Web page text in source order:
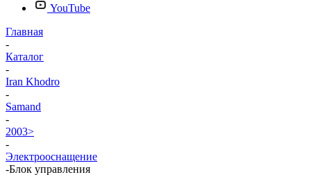
YouTube
Главная
-
Каталог
-
Iran Khodro
-
Samand
-
2003>
-
Электрооснащение
-Блок управления